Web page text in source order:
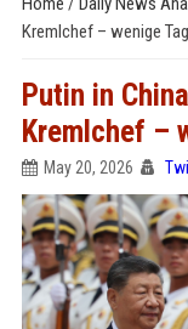
Kremlchef – wenige
Putin in
Kremlchef –
May 20, 2026